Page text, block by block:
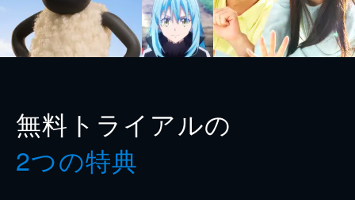
無料トライアルの
2つの特典